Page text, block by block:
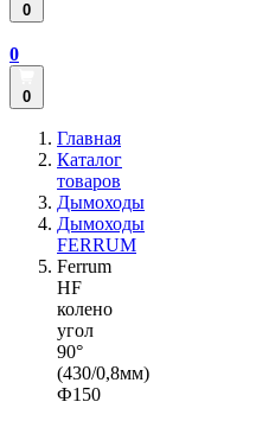
0
0
0
Главная
Каталог
товаров
Дымоходы
Дымоходы
FERRUM
Ferrum
HF
колено
угол
90°
(430/0,8мм)
Ф150